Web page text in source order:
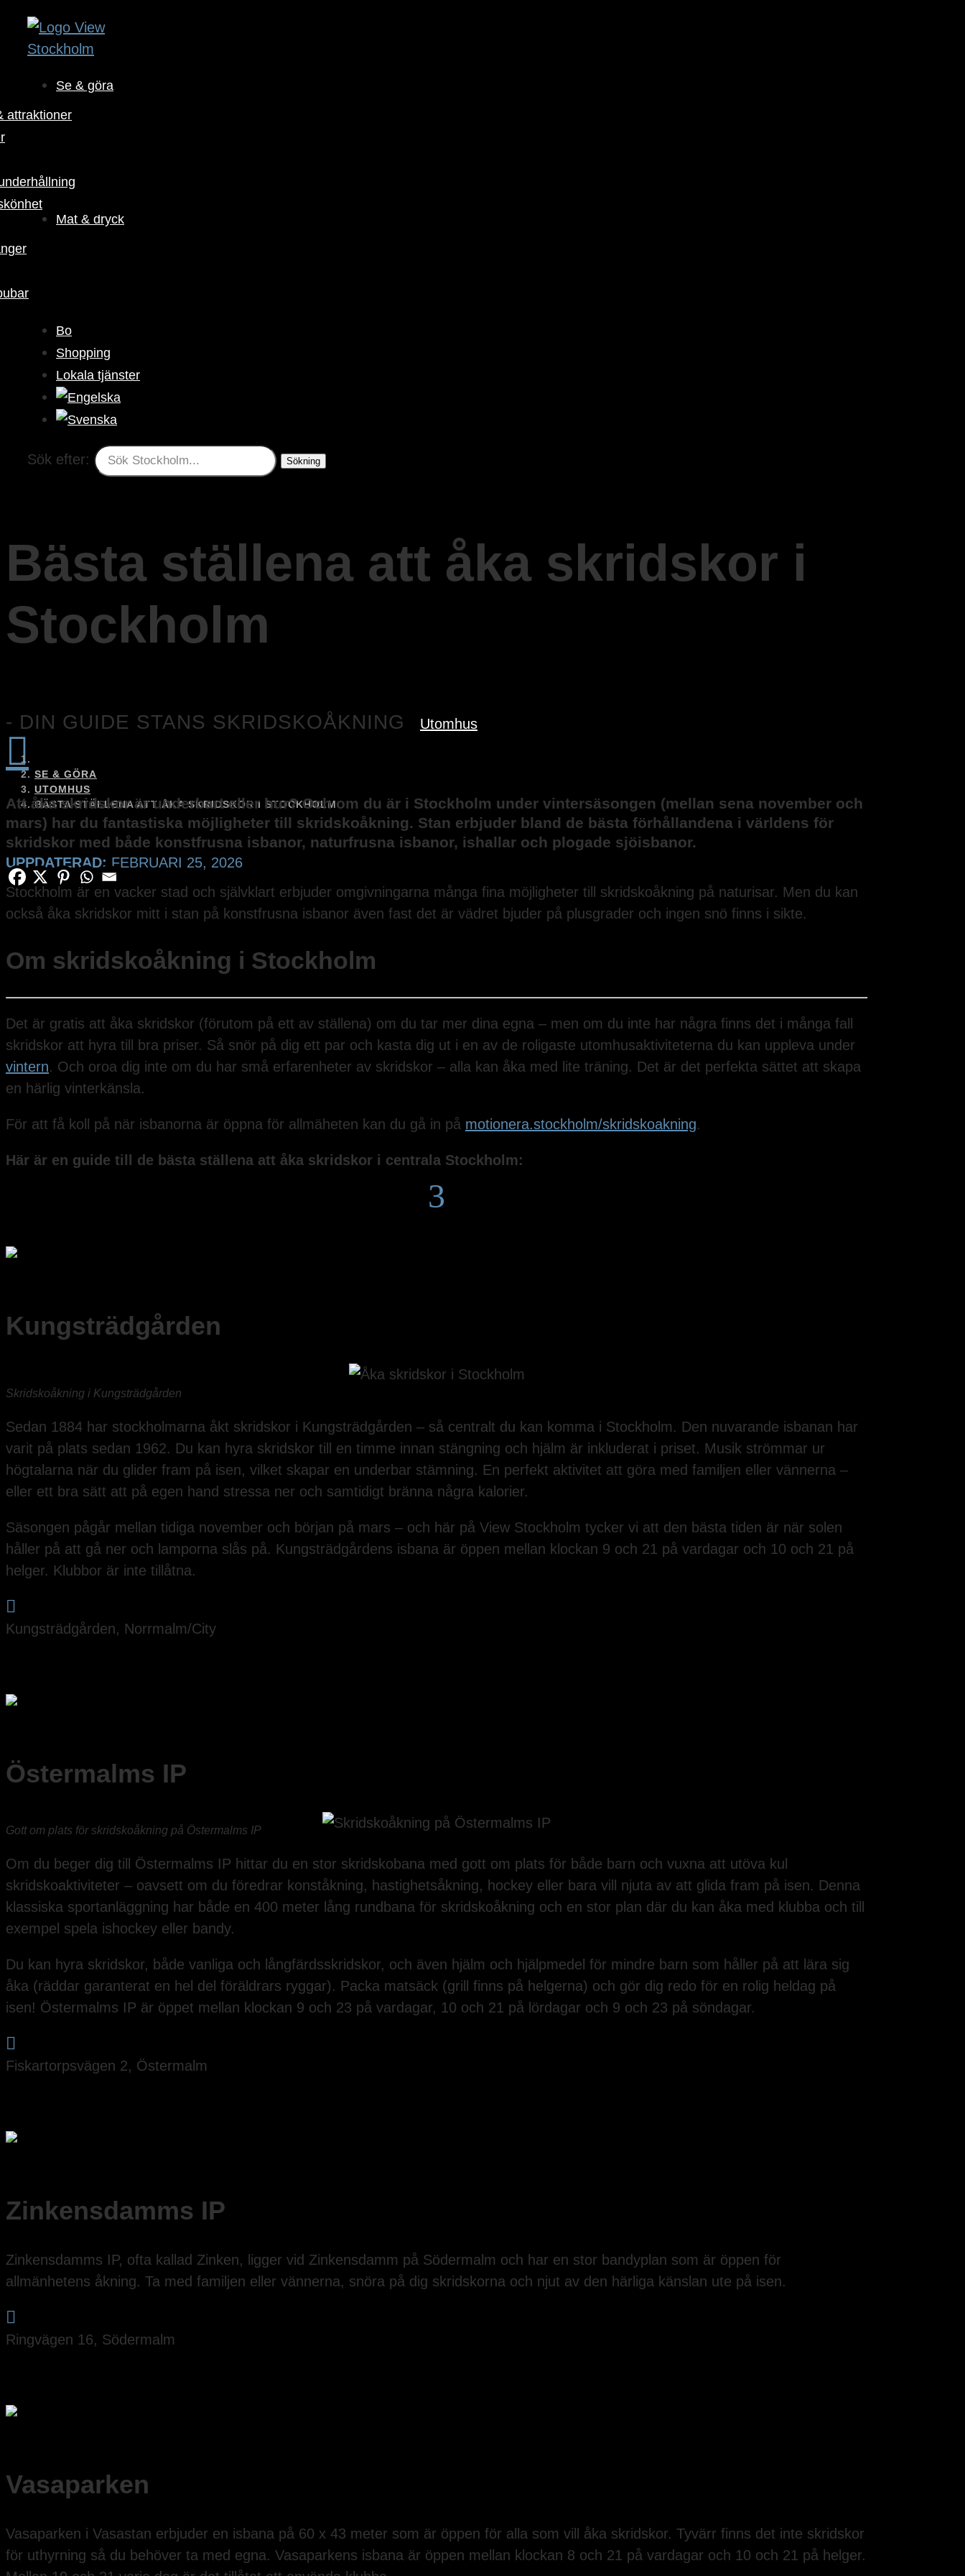
Se & göra
attraktioner
Mat & dryck
Bo
Shopping
Lokala tjänster
Sök efter:
Bästa ställena att åka skridskor i
Stockholm
- DIN GUIDE STANS SKRIDSKOÅKNING Utomhus

SE & GÖRA
UTOMHUS
BÄSTA STÄLLENA ATT ÅKA SKRIDSKOR I STOCKHOLM
Att åka skridskor är underbart eller hur? Och om du är i Stockholm under vintersäsongen (mellan sena november och
mars) har du fantastiska möjligheter till skridskoåkning. Stan erbjuder bland de bästa förhållandena i världens för
skridskor med både konstfrusna isbanor, naturfrusna isbanor, ishallar och plogade sjöisbanor.
UPPDATERAD: FEBRUARI 25, 2026
Stockholm är en vacker stad och självklart erbjuder omgivningarna många fina möjligheter till skridskoåkning på naturisar. Men du kan
också åka skridskor mitt i stan på konstfrusna isbanor även fast det är vädret bjuder på plusgrader och ingen snö finns i sikte.
Om skridskoåkning i Stockholm
Det är gratis att åka skridskor (förutom på ett av ställena) om du tar mer dina egna – men om du inte har några finns det i många fall
skridskor att hyra till bra priser. Så snör på dig ett par och kasta dig ut i en av de roligaste utomhusaktiviteterna du kan uppleva under
vintern. Och oroa dig inte om du har små erfarenheter av skridskor – alla kan åka med lite träning. Det är det perfekta sättet att skapa
en härlig vinterkänsla.
För att få koll på när isbanorna är öppna för allmäheten kan du gå in på motionera.stockholm/skridskoakning.
Här är en guide till de bästa ställena att åka skridskor i centrala Stockholm:
3
Kungsträdgården
Skridskoåkning i Kungsträdgården
Sedan 1884 har stockholmarna åkt skridskor i Kungsträdgården – så centralt du kan komma i Stockholm. Den nuvarande isbanan har
varit på plats sedan 1962. Du kan hyra skridskor till en timme innan stängning och hjälm är inkluderat i priset. Musik strömmar ur
högtalarna när du glider fram på isen, vilket skapar en underbar stämning. En perfekt aktivitet att göra med familjen eller vännerna –
eller ett bra sätt att på egen hand stressa ner och samtidigt bränna några kalorier.
Säsongen pågår mellan tidiga november och början på mars – och här på View Stockholm tycker vi att den bästa tiden är när solen
håller på att gå ner och lamporna slås på. Kungsträdgårdens isbana är öppen mellan klockan 9 och 21 på vardagar och 10 och 21 på
helger. Klubbor är inte tillåtna.

Kungsträdgården, Norrmalm/City
Östermalms IP
Gott om plats för skridskoåkning på Östermalms IP
Om du beger dig till Östermalms IP hittar du en stor skridskobana med gott om plats för både barn och vuxna att utöva kul
skridskoaktiviteter – oavsett om du föredrar konståkning, hastighetsåkning, hockey eller bara vill njuta av att glida fram på isen. Denna
klassiska sportanläggning har både en 400 meter lång rundbana för skridskoåkning och en stor plan där du kan åka med klubba och till
exempel spela ishockey eller bandy.
Du kan hyra skridskor, både vanliga och långfärdsskridskor, och även hjälm och hjälpmedel för mindre barn som håller på att lära sig
åka (räddar garanterat en hel del föräldrars ryggar). Packa matsäck (grill finns på helgerna) och gör dig redo för en rolig heldag på
isen! Östermalms IP är öppet mellan klockan 9 och 23 på vardagar, 10 och 21 på lördagar och 9 och 23 på söndagar.

Fiskartorpsvägen 2, Östermalm
Zinkensdamms IP
Zinkensdamms IP, ofta kallad Zinken, ligger vid Zinkensdamm på Södermalm och har en stor bandyplan som är öppen för
allmänhetens åkning. Ta med familjen eller vännerna, snöra på dig skridskorna och njut av den härliga känslan ute på isen.

Ringvägen 16, Södermalm
Vasaparken
Vasaparken i Vasastan erbjuder en isbana på 60 x 43 meter som är öppen för alla som vill åka skridskor. Tyvärr finns det inte skridskor
för uthyrning så du behöver ta med egna. Vasaparkens isbana är öppen mellan klockan 8 och 21 på vardagar och 10 och 21 på helger.